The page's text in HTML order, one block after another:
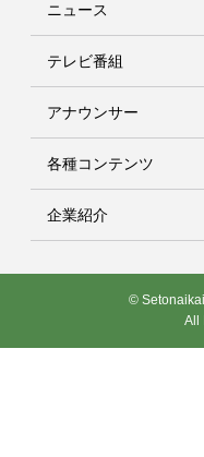
ニュース
テレビ番組
アナウンサー
各種コンテンツ
企業紹介
©
All